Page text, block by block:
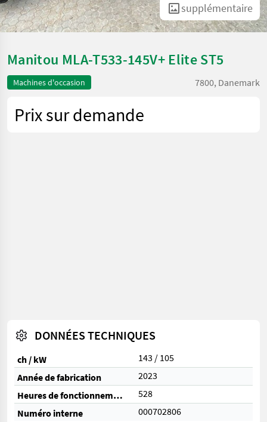
supplémentaire
Manitou MLA-T533-145V+ Elite ST5
Machines d'occasion 7800, Danemark
Prix sur demande
DONNÉES TECHNIQUES
ch / kW
143 / 105
Année de fabrication
2023
Heures de fonctionnement
528
Numéro interne
000702806